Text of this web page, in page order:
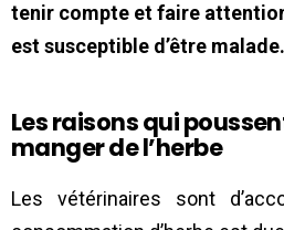
tenir compte et faire
est susceptible d’être malade.
Les raisons qui
manger de l’herbe
Les vétérinaires sont